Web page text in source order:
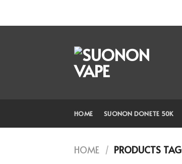
HOME SUONON DONETE 50K
HOME / PRODUCTS